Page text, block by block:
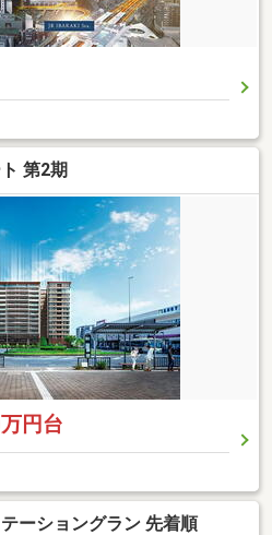
第2期
円台
ーショングラン 先着順